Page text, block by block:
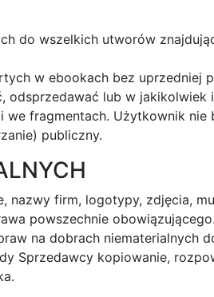
do wszelkich utworów
w ebookach bez uprzedniej
lub w
fragmentach. Użytkownik
publiczny.
nazwy firm, logotypy, zdjęcia,
powszechnie obowiązującego.
na dobrach niematerialnych
Sprzedawcy kopiowanie,